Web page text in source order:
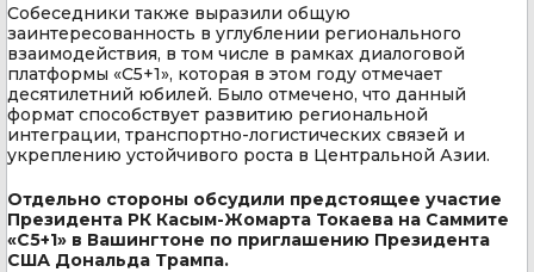
Собеседники также выразили общую
заинтересованность в углублении регионального
взаимодействия, в том числе в рамках диалоговой
платформы «C5+1», которая в этом году отмечает
десятилетний юбилей. Было отмечено, что данный
формат способствует развитию региональной
интеграции, транспортно-логистических связей и
укреплению устойчивого роста в Центральной Азии.
Отдельно стороны обсудили предстоящее участие
Президента РК Касым-Жомарта Токаева на Саммите
«С5+1» в Вашингтоне по приглашению Президента
США Дональда Трампа.